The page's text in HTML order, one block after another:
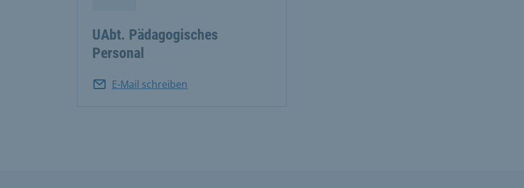
UAbt. Pädagogisches
Personal
E-Mail schreiben